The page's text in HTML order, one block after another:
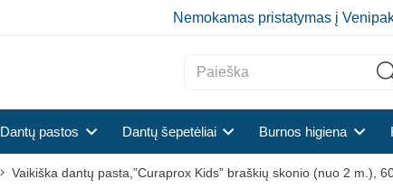
Nemokamas pristatymas į
Dantų pastos Dantų šepetėliai Burnos higiena
Vaikiška dantų pasta,”Curaprox Kids” braškių skonio (nuo 2 m.),